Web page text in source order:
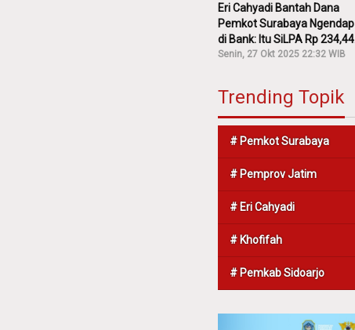
Eri Cahyadi Bantah Dana
Pemkot Surabaya Ngendap
di Bank: Itu SiLPA Rp 234,44
M!
Senin, 27 Okt 2025 22:32 WIB
Trending Topik
# Pemkot Surabaya
# Pemprov Jatim
# Eri Cahyadi
# Khofifah
# Pemkab Sidoarjo